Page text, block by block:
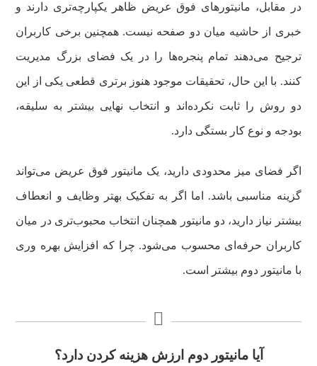
در مقابل، مانیتورهای فوق عریض ظاهر یکپارچه‌تری دارند و
خبری از حاشیه میان دو صفحه نیست. همچنین برخی کاربران
ترجیح می‌دهند تمام پنجره‌ها را در یک فضای بزرگ مدیریت
کنند. با این حال، تحقیقات موجود هنوز برتری قطعی یکی از این
دو روش را ثابت نکرده‌اند و انتخاب نهایی بیشتر به سلیقه،
بودجه و نوع کار بستگی دارد.
اگر فضای میز محدودی دارید، یک مانیتور فوق عریض می‌تواند
گزینه مناسبی باشد. اما اگر به تفکیک بهتر وظایف و انعطاف
بیشتر نیاز دارید، دو مانیتور همچنان انتخاب محبوب‌تری در میان
کاربران حرفه‌ای محسوب می‌شود. چرا که افزایش بهره وری
با مانیتور دوم بیشتر است.
آیا مانیتور دوم ارزش هزینه کردن دارد؟